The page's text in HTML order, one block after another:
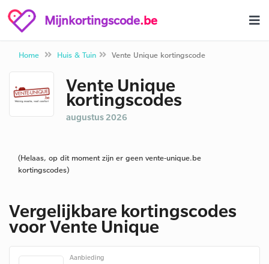
Mijnkortingscode.be
Home Huis & Tuin Vente Unique kortingscode
Vente Unique
kortingscodes
augustus 2026
(Helaas, op dit moment zijn er geen vente-unique.be
kortingscodes)
Vergelijkbare kortingscodes
voor Vente Unique
Aanbieding